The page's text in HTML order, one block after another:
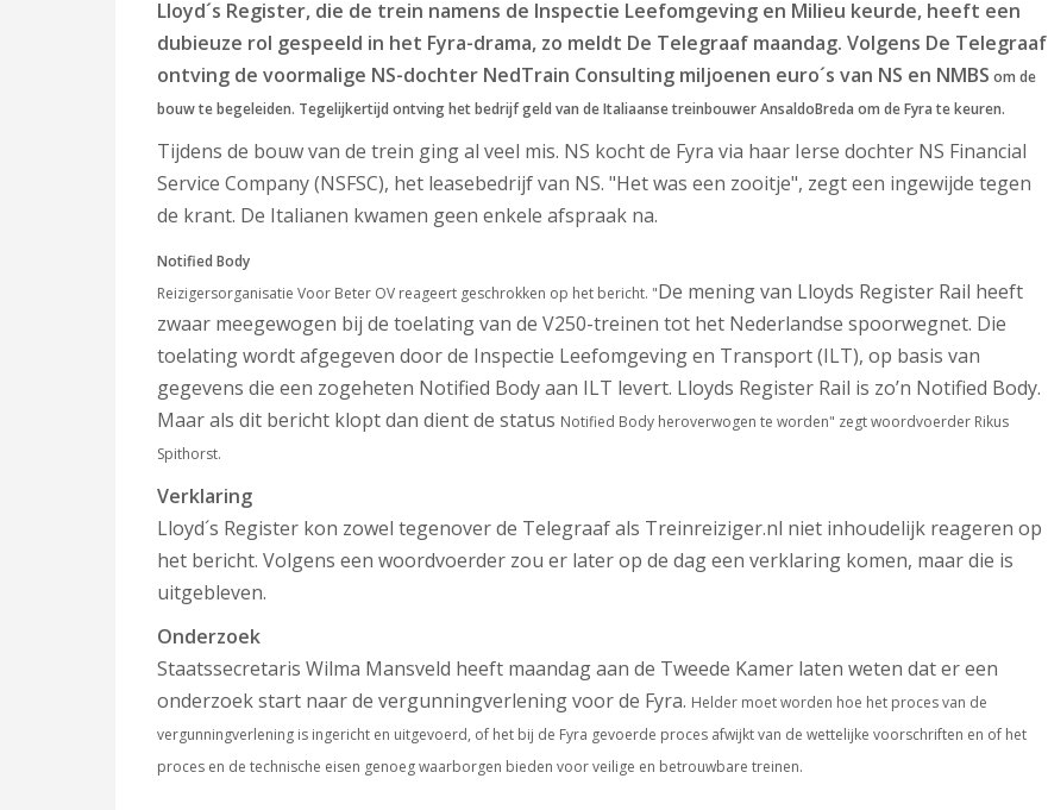
Lloyd´s Register, die de trein namens de Inspectie Leefomgeving en Milieu keurde, heeft een
dubieuze rol gespeeld in het Fyra-drama, zo meldt De Telegraaf maandag. Volgens De Telegraaf
ontving de voormalige NS-dochter NedTrain Consulting miljoenen euro´s van NS en NMBS om de
bouw te begeleiden. Tegelijkertijd ontving het bedrijf geld van de Italiaanse treinbouwer AnsaldoBreda om de Fyra te keuren.
Tijdens de bouw van de trein ging al veel mis. NS kocht de Fyra via haar Ierse dochter NS Financial
Service Company (NSFSC), het leasebedrijf van NS. "Het was een zooitje", zegt een ingewijde tegen
de krant. De Italianen kwamen geen enkele afspraak na.
Notified Body
Reizigersorganisatie Voor Beter OV reageert geschrokken op het bericht. "De mening van Lloyds Register Rail heeft
zwaar meegewogen bij de toelating van de V250-treinen tot het Nederlandse spoorwegnet. Die
toelating wordt afgegeven door de Inspectie Leefomgeving en Transport (ILT), op basis van
gegevens die een zogeheten Notified Body aan ILT levert. Lloyds Register Rail is zo’n Notified Body.
Maar als dit bericht klopt dan dient de status Notified Body heroverwogen te worden" zegt woordvoerder Rikus
Spithorst.
Verklaring
Lloyd´s Register kon zowel tegenover de Telegraaf als Treinreiziger.nl niet inhoudelijk reageren op
het bericht. Volgens een woordvoerder zou er later op de dag een verklaring komen, maar die is
uitgebleven.
Onderzoek
Staatssecretaris Wilma Mansveld heeft maandag aan de Tweede Kamer laten weten dat er een
onderzoek start naar de vergunningverlening voor de Fyra. Helder moet worden hoe het proces van de
vergunningverlening is ingericht en uitgevoerd, of het bij de Fyra gevoerde proces afwijkt van de wettelijke voorschriften en of het
proces en de technische eisen genoeg waarborgen bieden voor veilige en betrouwbare treinen.